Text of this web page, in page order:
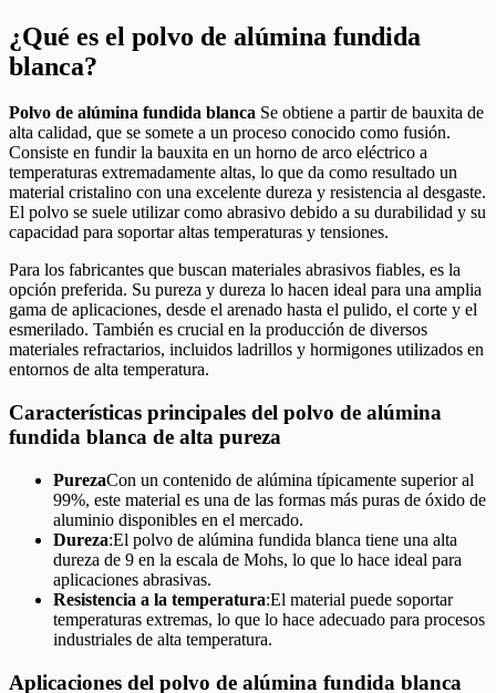
¿Qué es el polvo de alúmina fundida
blanca?
Polvo de alúmina fundida blanca Se obtiene a partir de bauxita de
alta calidad, que se somete a un proceso conocido como fusión.
Consiste en fundir la bauxita en un horno de arco eléctrico a
temperaturas extremadamente altas, lo que da como resultado un
material cristalino con una excelente dureza y resistencia al desgaste.
El polvo se suele utilizar como abrasivo debido a su durabilidad y su
capacidad para soportar altas temperaturas y tensiones.
Para los fabricantes que buscan materiales abrasivos fiables, es la
opción preferida. Su pureza y dureza lo hacen ideal para una amplia
gama de aplicaciones, desde el arenado hasta el pulido, el corte y el
esmerilado. También es crucial en la producción de diversos
materiales refractarios, incluidos ladrillos y hormigones utilizados en
entornos de alta temperatura.
Características principales del polvo de alúmina
fundida blanca de alta pureza
PurezaCon un contenido de alúmina típicamente superior al
99%, este material es una de las formas más puras de óxido de
aluminio disponibles en el mercado.
Dureza:El polvo de alúmina fundida blanca tiene una alta
dureza de 9 en la escala de Mohs, lo que lo hace ideal para
aplicaciones abrasivas.
Resistencia a la temperatura:El material puede soportar
temperaturas extremas, lo que lo hace adecuado para procesos
industriales de alta temperatura.
Aplicaciones del polvo de alúmina fundida blanca